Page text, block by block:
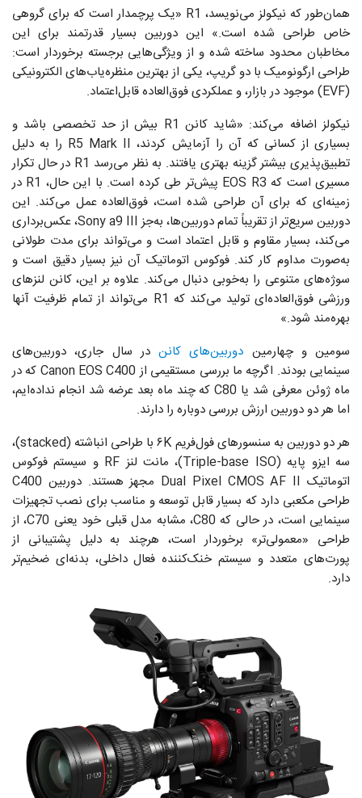
همان‌طور که نیکولز می‌نویسد، R1 «یک پرچمدار است که برای گروهی
خاص طراحی شده است.» این دوربین بسیار قدرتمند برای این
مخاطبان محدود ساخته شده و از ویژگی‌هایی برجسته برخوردار است:
طراحی ارگونومیک با دو گریپ، یکی از بهترین منظره‌یاب‌های الکترونیکی
(EVF) موجود در بازار، و عملکردی فوق‌العاده قابل‌اعتماد.
نیکولز اضافه می‌کند: «شاید کانن R1 بیش از حد تخصصی باشد و
بسیاری از کسانی که آن را آزمایش کردند، R5 Mark II را به دلیل
تطبیق‌پذیری بیشتر گزینه بهتری یافتند. به نظر می‌رسد R1 در حال تکرار
مسیری است که EOS R3 پیش‌تر طی کرده است. با این حال، R1 در
زمینه‌ای که برای آن طراحی شده است، فوق‌العاده عمل می‌کند. این
دوربین سریع‌تر از تقریباً تمام دوربین‌ها، به‌جز Sony a9 III، عکس‌برداری
می‌کند، بسیار مقاوم و قابل اعتماد است و می‌تواند برای مدت طولانی
به‌صورت مداوم کار کند. فوکوس اتوماتیک آن نیز بسیار دقیق است و
سوژه‌های متنوعی را به‌خوبی دنبال می‌کند. علاوه بر این، کانن لنزهای
ورزشی فوق‌العاده‌ای تولید می‌کند که R1 می‌تواند از تمام ظرفیت آنها
بهره‌مند شود.»
سومین و چهارمین دوربین‌های کانن در سال جاری، دوربین‌های
سینمایی بودند. اگرچه ما بررسی مستقیمی از Canon EOS C400 که در
ماه ژوئن معرفی شد یا C80 که چند ماه بعد عرضه شد انجام نداده‌ایم،
اما هر دو دوربین ارزش بررسی دوباره را دارند.
هر دو دوربین به سنسورهای فول‌فریم ۶K با طراحی انباشته (stacked)،
سه ایزو پایه (Triple-base ISO)، مانت لنز RF و سیستم فوکوس
اتوماتیک Dual Pixel CMOS AF II مجهز هستند. دوربین C400
طراحی مکعبی دارد که بسیار قابل توسعه و مناسب برای نصب تجهیزات
سینمایی است، در حالی که C80، مشابه مدل قبلی خود یعنی C70، از
طراحی «معمولی‌تر» برخوردار است، هرچند به دلیل پشتیبانی از
پورت‌های متعدد و سیستم خنک‌کننده فعال داخلی، بدنه‌ای ضخیم‌تر
دارد.